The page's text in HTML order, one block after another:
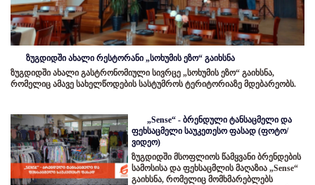
ზუგდიდში ახალი რესტორანი „სოხუმის ეზო“ გაიხსნა
ზუგდიდში ახალი გასტრონომიული სივრცე „სოხუმის ეზო“ გაიხსნა,
რომელიც ამავე სახელწოდების სასტუმროს ტერიტორიაზე მდებარეობს.
„Sense“ - ბრენდული ტანსაცმელი და
ფეხსაცმელი საუკეთესო ფასად (ფოტო/
ვიდეო)
ზუგდიდში მსოფლიოს წამყვანი ბრენდების
სამოსისა და ფეხსაცმლის მაღაზია „Sense“
გაიხსნა, რომელიც მომხმარებლებს